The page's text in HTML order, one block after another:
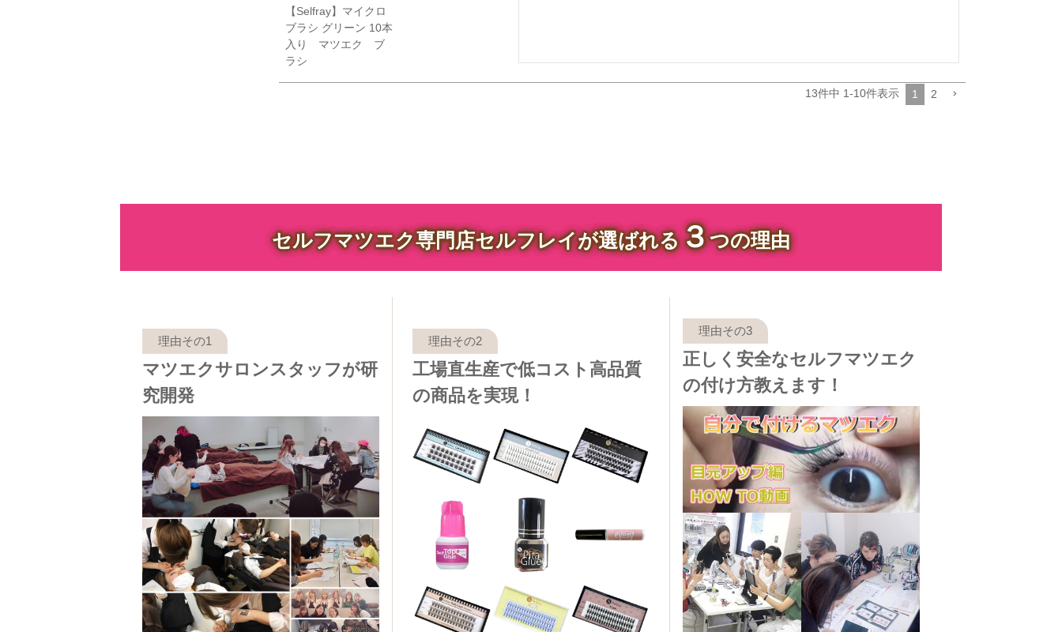
【Selfray】マイクロ
ブラシ グリーン 10本
入り マツエク ブ
ラシ
13件中 1-10件表示 1 2
セルフマツエク専門店セルフレイが選ばれる３つの理由
マツエクサロンスタッフが研
究開発
工場直生産で低コスト高品質
の商品を実現！
正しく安全なセルフマツエク
の付け方教えます！